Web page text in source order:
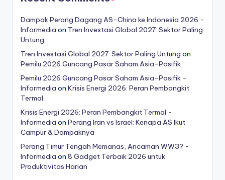
Dampak Perang Dagang AS-China ke Indonesia 2026 -
Informedia on Tren Investasi Global 2027: Sektor Paling
Untung
Tren Investasi Global 2027: Sektor Paling Untung on
Pemilu 2026 Guncang Pasar Saham Asia-Pasifik
Pemilu 2026 Guncang Pasar Saham Asia-Pasifik -
Informedia on Krisis Energi 2026: Peran Pembangkit
Termal
Krisis Energi 2026: Peran Pembangkit Termal -
Informedia on Perang Iran vs Israel: Kenapa AS Ikut
Campur & Dampaknya
Perang Timur Tengah Memanas, Ancaman WW3? -
Informedia on 8 Gadget Terbaik 2026 untuk
Produktivitas Harian